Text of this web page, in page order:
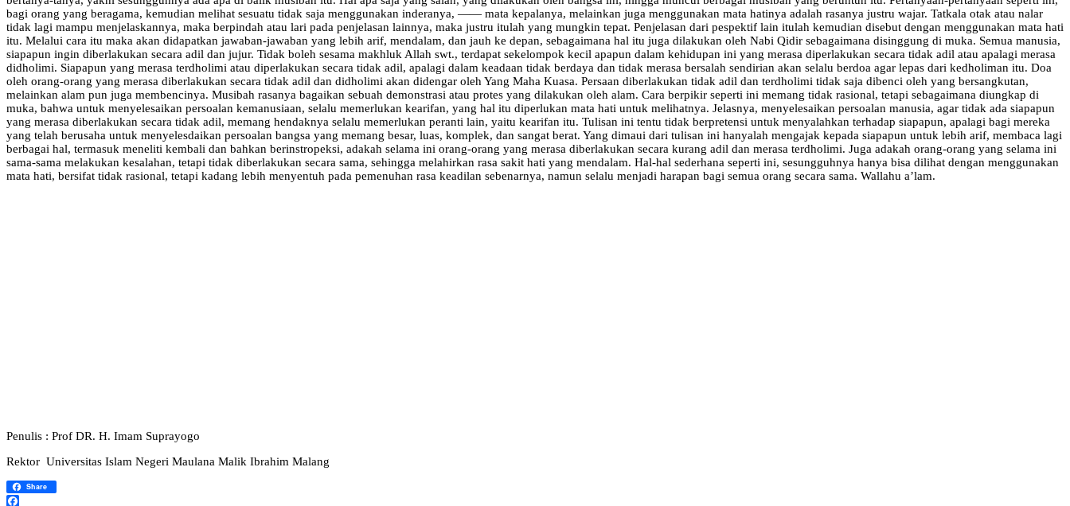
bagi orang yang beragama, kemudian melihat sesuatu tidak saja menggunakan inderanya, —— mata kepalanya, melainkan juga menggunakan mata hatinya adalah rasanya justru wajar. Tatkala otak atau nalar
tidak lagi mampu menjelaskannya, maka berpindah atau lari pada penjelasan lainnya, maka justru itulah yang mungkin tepat. Penjelasan dari pespektif lain itulah kemudian disebut dengan menggunakan mata hati
itu. Melalui cara itu maka akan didapatkan jawaban-jawaban yang lebih arif, mendalam, dan jauh ke depan, sebagaimana hal itu juga dilakukan oleh Nabi Qidir sebagaimana disinggung di muka. Semua manusia,
siapapun ingin diberlakukan secara adil dan jujur. Tidak boleh sesama makhluk Allah swt., terdapat sekelompok kecil apapun dalam kehidupan ini yang merasa diperlakukan secara tidak adil atau apalagi merasa
didholimi. Siapapun yang merasa terdholimi atau diperlakukan secara tidak adil, apalagi dalam keadaan tidak berdaya dan tidak merasa bersalah sendirian akan selalu berdoa agar lepas dari kedholiman itu. Doa
oleh orang-orang yang merasa diberlakukan secara tidak adil dan didholimi akan didengar oleh Yang Maha Kuasa. Persaan diberlakukan tidak adil dan terdholimi tidak saja dibenci oleh yang bersangkutan,
melainkan alam pun juga membencinya. Musibah rasanya bagaikan sebuah demonstrasi atau protes yang dilakukan oleh alam. Cara berpikir seperti ini memang tidak rasional, tetapi sebagaimana diungkap di
muka, bahwa untuk menyelesaikan persoalan kemanusiaan, selalu memerlukan kearifan, yang hal itu diperlukan mata hati untuk melihatnya. Jelasnya, menyelesaikan persoalan manusia, agar tidak ada siapapun
yang merasa diberlakukan secara tidak adil, memang hendaknya selalu memerlukan peranti lain, yaitu kearifan itu. Tulisan ini tentu tidak berpretensi untuk menyalahkan terhadap siapapun, apalagi bagi mereka
yang telah berusaha untuk menyelesdaikan persoalan bangsa yang memang besar, luas, komplek, dan sangat berat. Yang dimaui dari tulisan ini hanyalah mengajak kepada siapapun untuk lebih arif, membaca lagi
berbagai hal, termasuk meneliti kembali dan bahkan berinstropeksi, adakah selama ini orang-orang yang merasa diberlakukan secara kurang adil dan merasa terdholimi. Juga adakah orang-orang yang selama ini
sama-sama melakukan kesalahan, tetapi tidak diberlakukan secara sama, sehingga melahirkan rasa sakit hati yang mendalam. Hal-hal sederhana seperti ini, sesungguhnya hanya bisa dilihat dengan menggunakan
mata hati, bersifat tidak rasional, tetapi kadang lebih menyentuh pada pemenuhan rasa keadilan sebenarnya, namun selalu menjadi harapan bagi semua orang secara sama. Wallahu a’lam.
Penulis : Prof DR. H. Imam Suprayogo
Rektor Universitas Islam Negeri Maulana Malik Ibrahim Malang
Share